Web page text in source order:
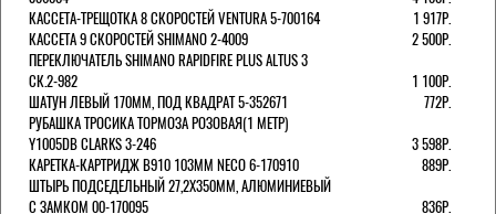
КАССЕТА-ТРЕЩОТКА 8 СКОРОСТЕЙ VENTURA 5-700164
1 917Р.
КАССЕТА 9 СКОРОСТЕЙ SHIMANO 2-4009
2 500Р.
ПЕРЕКЛЮЧАТЕЛЬ SHIMANO RAPIDFIRE PLUS ALTUS 3
СК.2-982
1 100Р.
ШАТУН ЛЕВЫЙ 170ММ, ПОД КВАДРАТ 5-352671
772Р.
РУБАШКА ТРОСИКА ТОРМОЗА РОЗОВАЯ(1 МЕТР)
Y1005DB CLARKS 3-246
3 598Р.
КАРЕТКА-КАРТРИДЖ B910 103ММ NECO 6-170910
889Р.
ШТЫРЬ ПОДСЕДЕЛЬНЫЙ 27,2Х350ММ, АЛЮМИНИЕВЫЙ
С ЗАМКОМ 00-170095
836Р.